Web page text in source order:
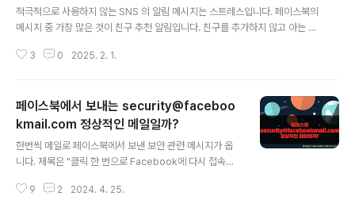
활성화, 일정 기간 동안 계정 중지하는 방법l 페이스북 계정 비활성화, 중지 하
는 방법, 해제하는 방법 ▼ 먼저 현재 활동 중인지 확인합니다. 페이스북 활동
적극적으로 사용하지 않는 SNS 의 알림 메시지는 스트레스입니다. 페이스북의
메시지 중 가장 많은 것이 친구 추천 알림입니다. 친구를 추가하지 않고 아는 지
에게 강요하는 듯한 느낌이 들어 사용을 기피하게 됩니다. 이럴 땐 친구 추천 알
을 눌러 화면을 확대합니다. ▼ 설정과 공개 범위 하위 메뉴에 설정을 선택합니
다. 설정 상세 페이지에서 아래로 내려가면 알림 섹션이 있습니다. 알림 설정 메
뉴를 클릭해서 상세 페이지로 이동합니다. ▼ 알림 설정 메뉴 목록에서 알 수도
있는 사람..
3 0 2025. 2. 1.
페이스북에서 보내는 security@faceboo
kmail.com 정상적인 메일일까?
한번씩 메일로 페이스북에서 보낸 보안 관련 메시지가 옵
니다. 제목은 "클릭 한 번으로 Facebook에 다시 접속하
시도가 아닐까? 라고 의심했었습니다. 하지만 페이스북에
9 2 2024. 4. 25.